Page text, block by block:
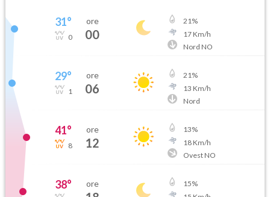
31°
0
ore
00
21%
17Km/h
Nord NO
29°
1
ore
06
21%
13 Km/h
Nord
41°
8
ore
12
13%
18Km/h
Ovest NO
38° ore 15%